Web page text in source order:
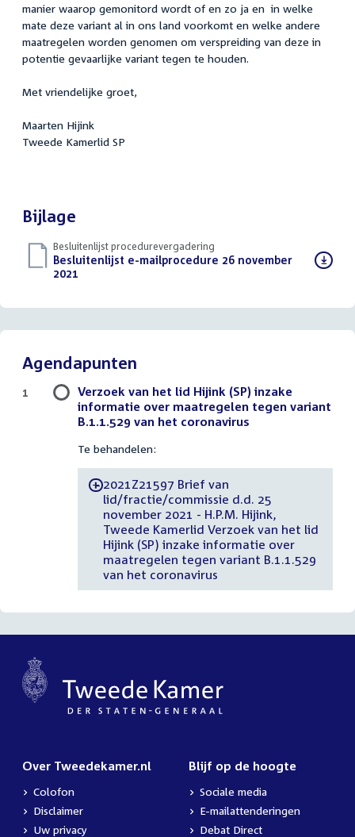
manier waarop gemonitord wordt of en zo ja en in welke
mate deze variant al in ons land voorkomt en welke andere
maatregelen worden genomen om verspreiding van deze in
potentie gevaarlijke variant tegen te houden.
Met vriendelijke groet,
Maarten Hijink
Tweede Kamerlid SP
Bijlage
Besluitenlijst procedurevergadering
Download
bestand:
Besluitenlijst e-mailprocedure 26 november
2021
Agendapunten
Verzoek van het lid Hijink (SP) inzake
informatie over maatregelen tegen variant
B.1.1.529 van het coronavirus
Te behandelen:
-2021Z21597 Brief van
lid/fractie/commissie d.d. 25
november 2021 - H.P.M. Hijink,
Tweede Kamerlid Verzoek van het lid
Hijink (SP) inzake informatie over
maatregelen tegen variant B.1.1.529
van het coronavirus
1
Over Tweedekamer.nl
Colofon
Disclaimer
Uw privacy
Blijf op de hoogte
Sociale media
E-mailattenderingen
Debat Direct